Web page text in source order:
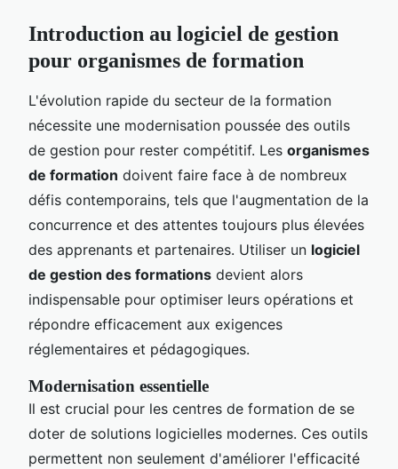
Introduction au logiciel de gestion
pour organismes de formation
L'évolution rapide du secteur de la formation
nécessite une modernisation poussée des outils
de gestion pour rester compétitif. Les organismes
de formation doivent faire face à de nombreux
défis contemporains, tels que l'augmentation de la
concurrence et des attentes toujours plus élevées
des apprenants et partenaires. Utiliser un logiciel
de gestion des formations devient alors
indispensable pour optimiser leurs opérations et
répondre efficacement aux exigences
réglementaires et pédagogiques.
Modernisation essentielle
Il est crucial pour les centres de formation de se
doter de solutions logicielles modernes. Ces outils
permettent non seulement d'améliorer l'efficacité